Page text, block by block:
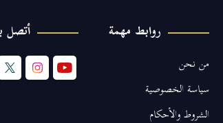
روابط مهمة
من نحن
سياسة الخصوصية
الشروط والأحكام
أتصل